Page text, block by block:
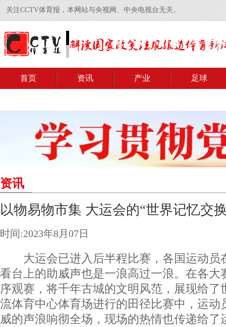
关注CCTV体育报，本网站与央视网、中央电视台无关。
首页 资讯 产业 足球
资讯
以物易物市集 大运会的“世界记忆交
时间:2023年8月07日
大运会已进入后半程比赛，各国运动员
看台上的助威声也是一浪高过一浪。在各大
序观赛，将千年古城的文明风范，展现
流体育中心体育场进行的田径比赛中，运动
威的声浪响彻全场，现场的热情也传递